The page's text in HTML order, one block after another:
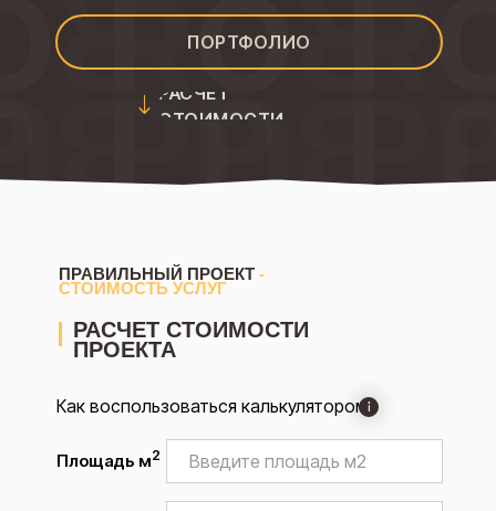
ПОРТФОЛИО
РАСЧЕТ
СТОИМОСТИ
РАСЧЕТ СТОИМОСТИ
ПРОЕКТА
ПРАВИЛЬНЫЙ ПРОЕКТ -
СТОИМОСТЬ УСЛУГ
Площадь м2
Как воспользоваться калькулятором